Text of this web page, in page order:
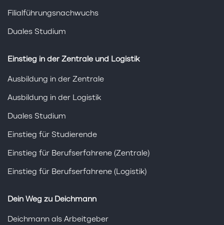
Filialführungsnachwuchs
Duales Studium
Einstieg in der Zentrale und Logistik
Ausbildung in der Zentrale
Ausbildung in der Logistik
Duales Studium
Einstieg für Studierende
Einstieg für Berufserfahrene (Zentrale)
Einstieg für Berufserfahrene (Logistik)
Dein Weg zu Deichmann
Deichmann als Arbeitgeber